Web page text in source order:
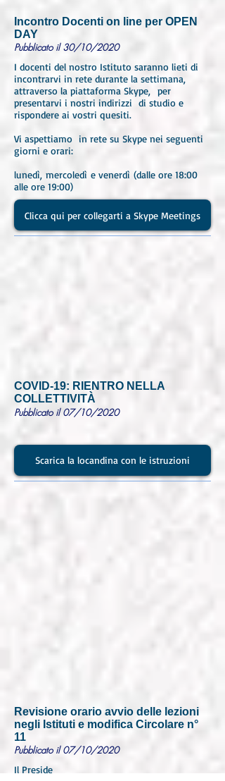
Incontro Docenti on line per OPEN
DAY
Pubblicato il 30/10/2020
I docenti del nostro Istituto saranno lieti di
incontrarvi in rete durante la settimana,
attraverso la piattaforma Skype, per
presentarvi i nostri indirizzi di studio e
rispondere ai vostri quesiti.
Vi aspettiamo in rete su Skype nei seguenti
giorni e orari:
lunedì, mercoledì e venerdì (dalle ore 18:00
alle ore 19:00)
Clicca qui per collegarti a Skype Meetings
COVID-19: RIENTRO NELLA
COLLETTIVITÀ
Pubblicato il 07/10/2020
Scarica la locandina con le istruzioni
Revisione orario avvio delle lezioni
negli Istituti e modifica Circolare n°
11
Pubblicato il 07/10/2020
Il Preside